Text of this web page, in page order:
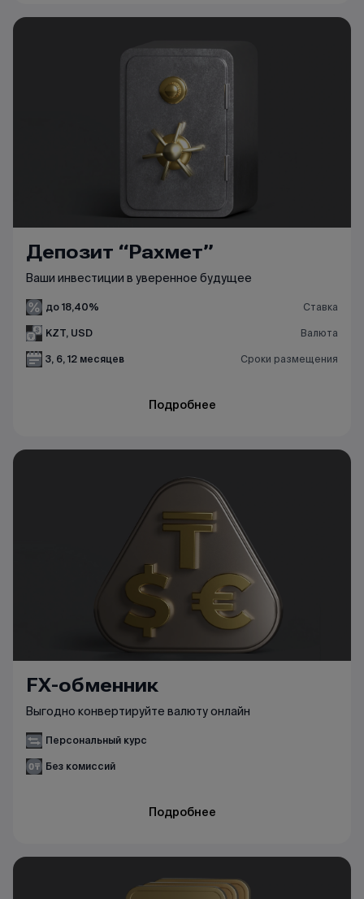
Депозит “Рахмет”
Ваши инвестиции в уверенное будущее
до 18,40% Ставка
KZT, USD Валюта
3, 6, 12 месяцев Сроки размещения
Подробнее
FX-обменник
Выгодно конвертируйте валюту онлайн
Персональный курс
Без комиссий
Подробнее